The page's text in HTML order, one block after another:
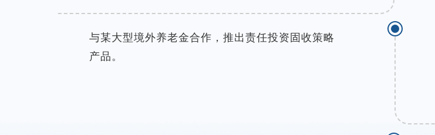
与某大型境外养老金合作，推出责任投资固收策略
产品。